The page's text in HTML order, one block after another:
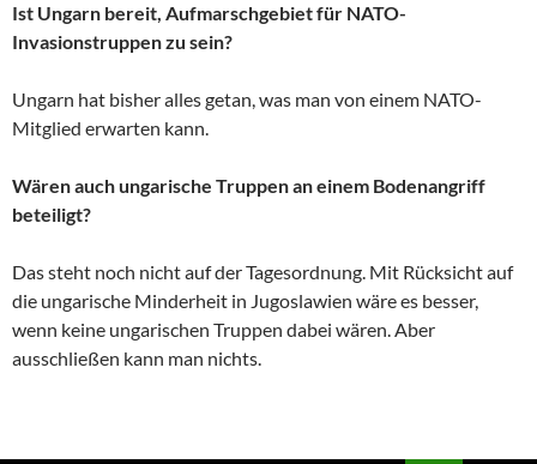
Ist Ungarn bereit, Aufmarschgebiet für NATO-
Invasionstruppen zu sein?
Ungarn hat bisher alles getan, was man von einem NATO-
Mitglied erwarten kann.
Wären auch ungarische Truppen an einem Bodenangriff
beteiligt?
Das steht noch nicht auf der Tagesordnung. Mit Rücksicht auf
die ungarische Minderheit in Jugoslawien wäre es besser,
wenn keine ungarischen Truppen dabei wären. Aber
ausschließen kann man nichts.